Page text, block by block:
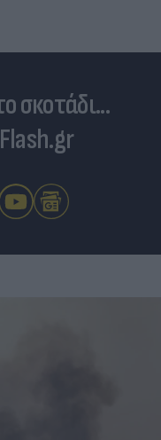
σκοτάδι...